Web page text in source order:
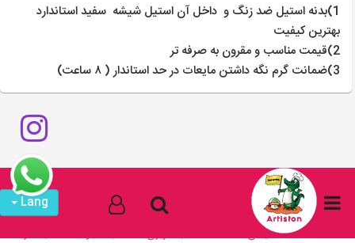
Lang
1)بدنه استیل ضد زنگ و داخل آن استیل شیشه سفید استاندارد
بهترین کیفیت
2)قیمت مناسب و مقرون به صرفه تر
3)ضمانت گرم نگه داشتن مایعات در حد استاندار ( ۸ ساعت)
خانه دسته بندی ها حساب کاربری جستجو
0
سبد خرید